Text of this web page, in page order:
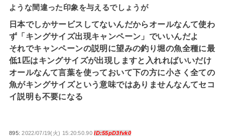
ような間違った印象を与えるでしょうが
日本でしかサービスしてないんだからオールなんて使わ
ず「キングサイズ出現キャンペーン」でいいんだよ
それでキャンペーンの説明に望みの釣り堀の魚全種に最
低1匹はキングサイズが出現しますと入れればいいだけ
オールなんて言葉を使っておいて下の方に小さく全ての
魚がキングサイズという意味ではありませんなんてセコ
イ説明も不要になる
895:2022/07/19(火) 15:20:50.90ID:55pD3fvk0